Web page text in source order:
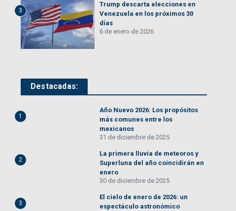
3
Trump descarta elecciones en
Venezuela en los próximos 30
días
6 de enero de 2026
Destacadas:
1
Año Nuevo 2026: Los propósitos
más comunes entre los
mexicanos
31 de diciembre de 2025
2
La primera lluvia de meteoros y
Superluna del año coincidirán en
enero
30 de diciembre de 2025
3
El cielo de enero de 2026: un
espectáculo astronómico